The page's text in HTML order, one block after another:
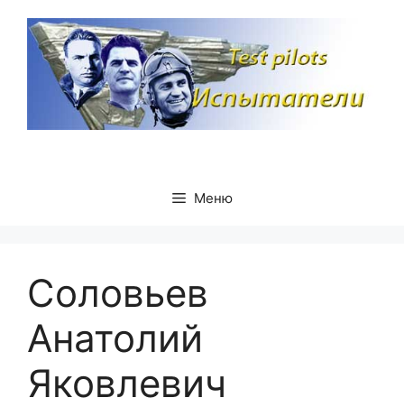
содержимому
Меню
Соловьев
Анатолий
Яковлевич